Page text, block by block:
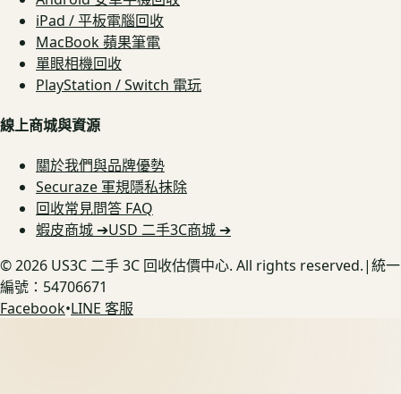
iPad / 平板電腦回收
MacBook 蘋果筆電
單眼相機回收
PlayStation / Switch 電玩
線上商城與資源
關於我們與品牌優勢
Securaze 軍規隱私抹除
回收常見問答 FAQ
蝦皮商城 ➔USD 二手3C商城 ➔
©2026 US3C 二手 3C 回收估價中心. All rights reserved.|統一
編號：54706671
Facebook•LINE 客服